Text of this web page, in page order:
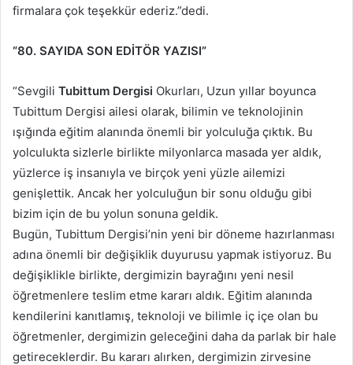
firmalara çok teşekkür ederiz.”dedi.
“80. SAYIDA SON EDİTÖR YAZISI”
“Sevgili Tubittum Dergisi Okurları, Uzun yıllar boyunca
Tubittum Dergisi ailesi olarak, bilimin ve teknolojinin
ışığında eğitim alanında önemli bir yolculuğa çıktık. Bu
yolculukta sizlerle birlikte milyonlarca masada yer aldık,
yüzlerce iş insanıyla ve birçok yeni yüzle ailemizi
genişlettik. Ancak her yolculuğun bir sonu olduğu gibi
bizim için de bu yolun sonuna geldik.
Bugün, Tubittum Dergisi’nin yeni bir döneme hazırlanması
adına önemli bir değişiklik duyurusu yapmak istiyoruz. Bu
değişiklikle birlikte, dergimizin bayrağını yeni nesil
öğretmenlere teslim etme kararı aldık. Eğitim alanında
kendilerini kanıtlamış, teknoloji ve bilimle iç içe olan bu
öğretmenler, dergimizin geleceğini daha da parlak bir hale
getireceklerdir. Bu kararı alırken, dergimizin zirvesine